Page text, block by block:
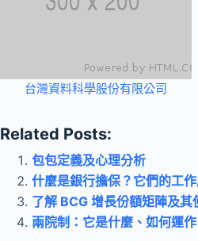
台灣資料科學股份有限公司
Related Posts:
包包定義及心理分析
什麼是銀行擔保？它們的工
了解 BCG 增長份額矩陣及其
兩院制：它是什麼、如何運